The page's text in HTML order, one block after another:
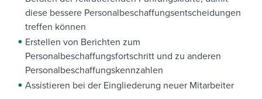
diese bessere Personalbeschaffungsentscheidungen
treffen können
Erstellen von Berichten zum
Personalbeschaffungsfortschritt und zu anderen
Personalbeschaffungskennzahlen
Assistieren bei der Eingliederung neuer Mitarbeiter